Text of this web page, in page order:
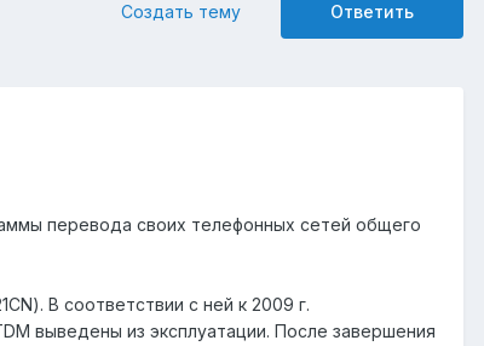
Ответить
Создать тему
перевода своих телефонных сетей общего
В соответствии с ней к 2009 г.
выведены из эксплуатации. После завершения